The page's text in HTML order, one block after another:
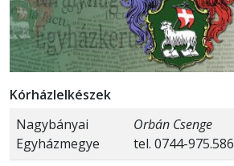
Kórházlelkészek
Nagybányai
Egyházmegye
Orbán Csenge
tel. 0744-975.586